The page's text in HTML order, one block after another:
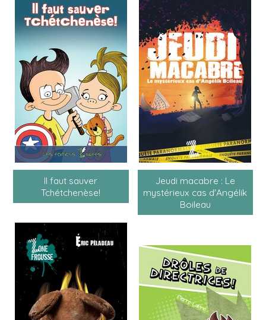
Il faut sauver
Tchétchenèse!
Jeudi macabre : Le
mystérieux cas d'Angélik
Boileau